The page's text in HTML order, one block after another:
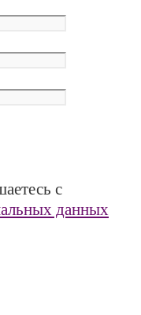
с
данных